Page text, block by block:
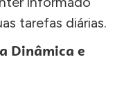
tarefas diárias.
Dinâmica e